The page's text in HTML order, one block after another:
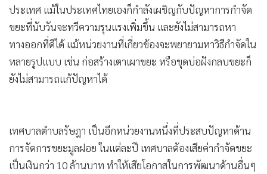
• Celeb Online
• Factcheck
• ญี่ปุ่น
• News1
• Gotomanager
ประเทศ แม้ในประเทศไทยเองก็กำลังเผชิญกับปัญหาการกำจัด
ขยะที่นับวันจะทวีความรุนแรงเพิ่มขึ้น และยังไม่สามารถหา
ทางออกที่ดีได้ แม้หน่วยงานที่เกี่ยวข้องจะพยายามหาวิธีกำจัดใน
หลายรูปแบบ เช่น ก่อสร้างเตาเผาขยะ หรือขุดบ่อฝังกลบขยะก็
ยังไม่สามารถแก้ปัญหาได้
เทศบาลตำบลรัษฎา เป็นอีกหน่วยงานหนึ่งที่ประสบปัญหาด้าน
การจัดการขยะมูลฝอย ในแต่ละปี เทศบาลต้องเสียค่ากำจัดขยะ
เป็นเงินกว่า 10 ล้านบาท ทำให้เสียโอกาสในการพัฒนาด้านอื่นๆ